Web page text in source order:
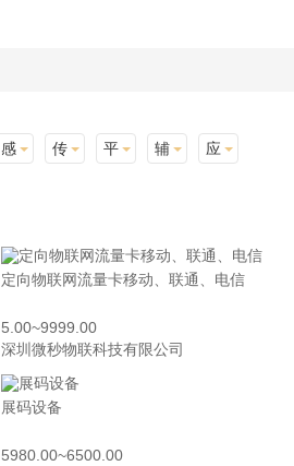
感知层 传输层 平台层 辅助产品与材料 应用终端
定向物联网流量卡移动、联通、电信
5.00~9999.00
深圳微秒物联科技有限公司
展码设备
5980.00~6500.00